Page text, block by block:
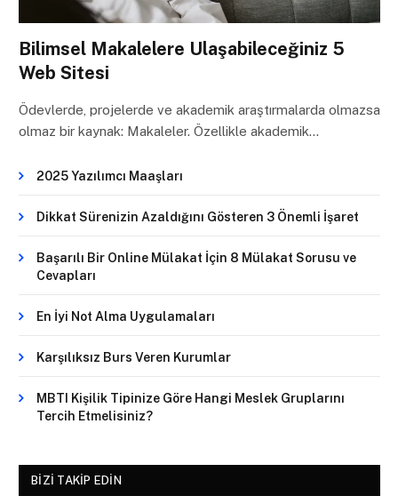
Bilimsel Makalelere Ulaşabileceğiniz 5
Web Sitesi
Ödevlerde, projelerde ve akademik araştırmalarda olmazsa
olmaz bir kaynak: Makaleler. Özellikle akademik…
2025 Yazılımcı Maaşları
Dikkat Sürenizin Azaldığını Gösteren 3 Önemli İşaret
Başarılı Bir Online Mülakat İçin 8 Mülakat Sorusu ve
Cevapları
En İyi Not Alma Uygulamaları
Karşılıksız Burs Veren Kurumlar
MBTI Kişilik Tipinize Göre Hangi Meslek Gruplarını
Tercih Etmelisiniz?
BIZI TAKIP EDIN